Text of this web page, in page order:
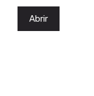
Abrir